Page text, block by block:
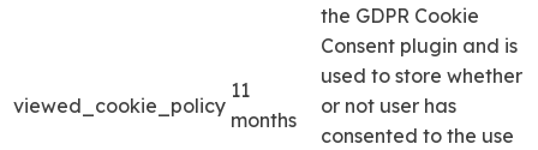
viewed_cookie_policy
11
months
the GDPR Cookie
Consent plugin and is
used to store whether
or not user has
consented to the use